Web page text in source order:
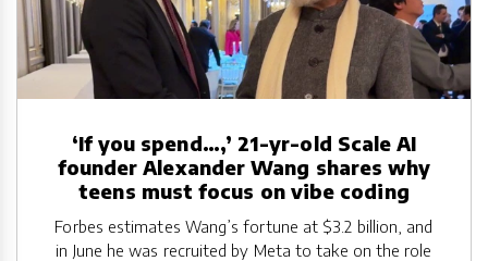
‘If you spend…,’ 21-yr-old Scale AI
founder Alexander Wang shares why
teens must focus on vibe coding
Forbes estimates Wang’s fortune at $3.2 billion, and
in June he was recruited by Meta to take on the role